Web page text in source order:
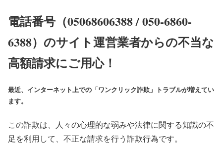
電話番号（05068606388 / 050-6860-
6388）のサイト運営業者からの不当な
高額請求にご用心！
最近、インターネット上での「ワンクリック詐欺」トラブルが増えてい
ます。
この詐欺は、人々の心理的な弱みや法律に関する知識の不
足を利用して、不正な請求を行う詐欺行為です。